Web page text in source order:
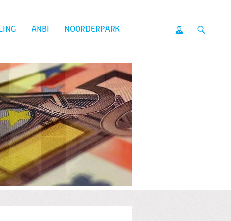
ANBI NOORDERPARK